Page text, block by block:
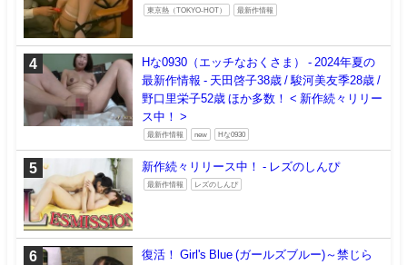
東京熱（TOKYO-HOT） 最新作情報
Hな0930（エッチなおくさま） - 2024年夏の
最新作情報 - 天田啓子38歳 / 駿河美友季28歳 /
野口里栄子52歳 ほか多数！ < 新作続々リリー
ス中！ >
最新作情報 new Hな0930
新作続々リリース中！ - レズのしんぴ
最新作情報 レズのしんぴ
復活！ Girl's Blue (ガールズブルー)～禁じら